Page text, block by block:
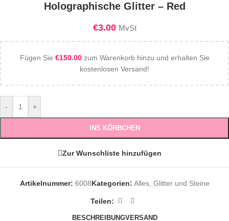
Holographische Glitter – Red
€3.00 MvSt
Fügen Sie €150.00zum Warenkorb hinzu und erhalten Sie
kostenlosen Versand!
- +
INS KÖRBCHEN
Zur Wunschliste hinzufügen
Artikelnummer: 6008Kategorien: Alles, Glitter und Steine
Teilen:
BESCHREIBUNGVERSAND